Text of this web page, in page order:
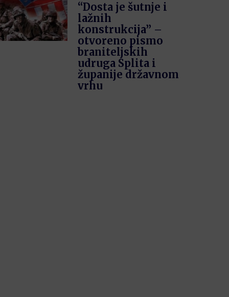
“Dosta je šutnje i
lažnih
konstrukcija” –
otvoreno pismo
braniteljskih
udruga Splita i
županije državnom
vrhu